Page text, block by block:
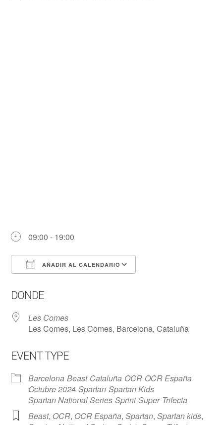
09:00 - 19:00
AÑADIR AL CALENDARIO
DONDE
Les Comes
Les Comes, Les Comes, Barcelona, Cataluña
EVENT TYPE
Barcelona Beast Cataluña OCR OCR España
Octubre 2024 Spartan Spartan Kids
Spartan National Series Sprint Super Trifecta
Beast, OCR, OCR España,Spartan,Spartan kids,